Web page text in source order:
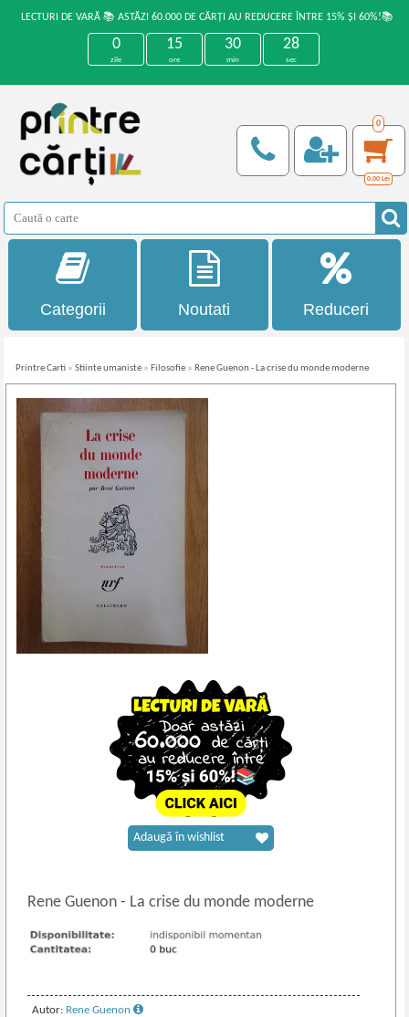
LECTURI DE VARĂ 📚 ASTĂZI 60.000 DE CĂRȚI AU REDUCERE ÎNTRE 15% ȘI 60%!📚
0
zile
15
ore
30
min
27
sec
0
0,00 Lei
Categorii Noutati Reduceri
Printre Carti »Stiinte umaniste » Filosofie » Rene Guenon - La crise du monde moderne
Rene Guenon- La crise du monde moderne
Autor: Rene Guenon
Adaugă în wishlist